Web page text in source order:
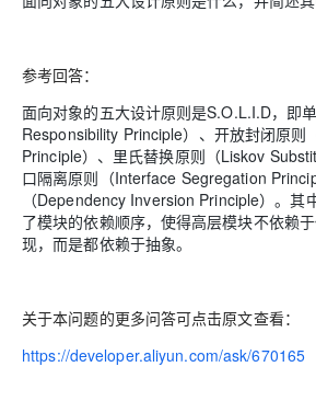
参考回答：
面向对象的五大设计原则是S.O.L.I.D，即
Responsibility Principle）、开放封闭原则
Principle）、里氏替换原则（Liskov
口隔离原则（Interface Segregation
（Dependency Inversion Principle）。其
了模块的依赖顺序，使得高层模块不依赖
现，而是都依赖于抽象。
关于本问题的更多问答可点击原文查看：
https://developer.aliyun.com/ask/670165